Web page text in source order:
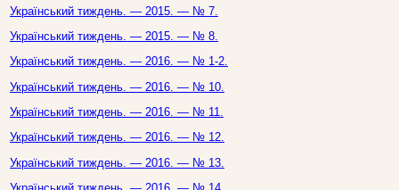
Український тиждень. — 2015. — № 7.
Український тиждень. — 2015. — № 8.
Український тиждень. — 2016. — № 1-2.
Український тиждень. — 2016. — № 10.
Український тиждень. — 2016. — № 11.
Український тиждень. — 2016. — № 12.
Український тиждень. — 2016. — № 13.